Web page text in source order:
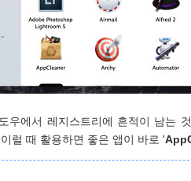
우에서 레지스트리에 흔적이 남는
럴 때 활용하면 좋은 앱이 바로 '